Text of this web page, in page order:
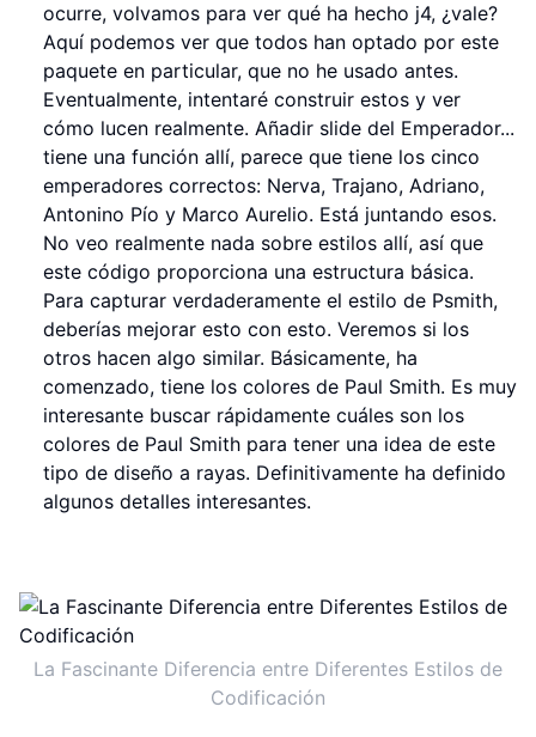
ocurre, volvamos para ver qué ha hecho j4, ¿vale?
Aquí podemos ver que todos han optado por este
paquete en particular, que no he usado antes.
Eventualmente, intentaré construir estos y ver
cómo lucen realmente. Añadir slide del Emperador...
tiene una función allí, parece que tiene los cinco
emperadores correctos: Nerva, Trajano, Adriano,
Antonino Pío y Marco Aurelio. Está juntando esos.
No veo realmente nada sobre estilos allí, así que
este código proporciona una estructura básica.
Para capturar verdaderamente el estilo de Psmith,
deberías mejorar esto con esto. Veremos si los
otros hacen algo similar. Básicamente, ha
comenzado, tiene los colores de Paul Smith. Es muy
interesante buscar rápidamente cuáles son los
colores de Paul Smith para tener una idea de este
tipo de diseño a rayas. Definitivamente ha definido
algunos detalles interesantes.
La Fascinante Diferencia entre Diferentes Estilos de
Codificación